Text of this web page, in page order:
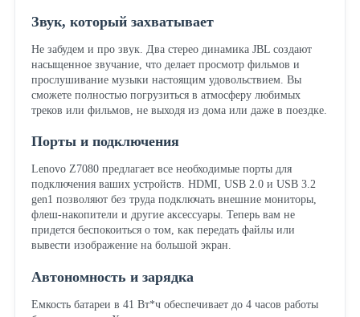
Звук, который захватывает
Не забудем и про звук. Два стерео динамика JBL создают
насыщенное звучание, что делает просмотр фильмов и
прослушивание музыки настоящим удовольствием. Вы
сможете полностью погрузиться в атмосферу любимых
треков или фильмов, не выходя из дома или даже в поездке.
Порты и подключения
Lenovo Z7080 предлагает все необходимые порты для
подключения ваших устройств. HDMI, USB 2.0 и USB 3.2
gen1 позволяют без труда подключать внешние мониторы,
флеш-накопители и другие аксессуары. Теперь вам не
придется беспокоиться о том, как передать файлы или
вывести изображение на большой экран.
Автономность и зарядка
Емкость батареи в 41 Вт*ч обеспечивает до 4 часов работы